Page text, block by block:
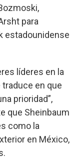
para
estadounidense
líderes en la
en que
prioridad”,
que Sheinbaum
como la
en México,